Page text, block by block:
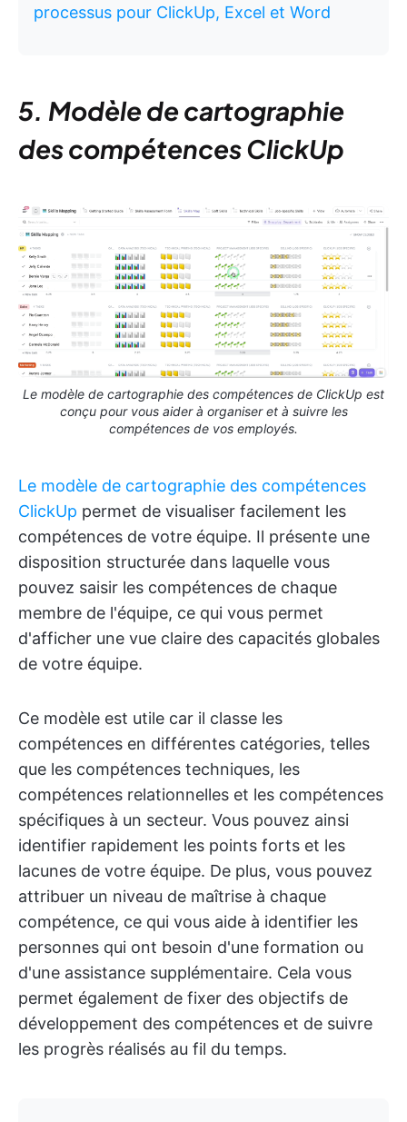
processus pour ClickUp, Excel et Word
5. Modèle de cartographie
des compétences ClickUp
Le modèle de cartographie des compétences de ClickUp est
conçu pour vous aider à organiser et à suivre les
compétences de vos employés.
Le modèle de cartographie des compétences
ClickUp permet de visualiser facilement les
compétences de votre équipe. Il présente une
disposition structurée dans laquelle vous
pouvez saisir les compétences de chaque
membre de l'équipe, ce qui vous permet
d'afficher une vue claire des capacités globales
de votre équipe.
Ce modèle est utile car il classe les
compétences en différentes catégories, telles
que les compétences techniques, les
compétences relationnelles et les compétences
spécifiques à un secteur. Vous pouvez ainsi
identifier rapidement les points forts et les
lacunes de votre équipe. De plus, vous pouvez
attribuer un niveau de maîtrise à chaque
compétence, ce qui vous aide à identifier les
personnes qui ont besoin d'une formation ou
d'une assistance supplémentaire. Cela vous
permet également de fixer des objectifs de
développement des compétences et de suivre
les progrès réalisés au fil du temps.